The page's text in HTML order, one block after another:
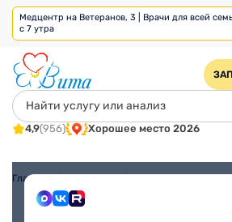
Медцентр на Ветеранов, 3 | Врачи для всей
с 7 утра
4,9(956) Хорошее место 2026
Главная